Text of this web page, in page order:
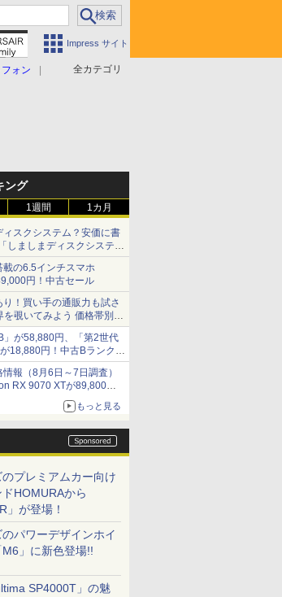
Impress サイト
全カテゴリ
ォン
ング
1週間 1カ月
スクシステム？安価に書
しましまディスクシステ
載の6.5インチスマホ
円！中古セール
！買い手の通販力も試さ
を覗いてみよう 価格帯別に
製品をピックアップ text
」が58,880円、「第2世代
18,880円！中古Bランク品
報（8月6日～7日調査）
RX 9070 XTが89,800
対応の17型モニターが
動セール ほか
もっと見る
のプレミアムカー向け
HOMURAから
」が登場！
のパワーデザインホイ
M6」に新色登場!!
SP4000T」の魅